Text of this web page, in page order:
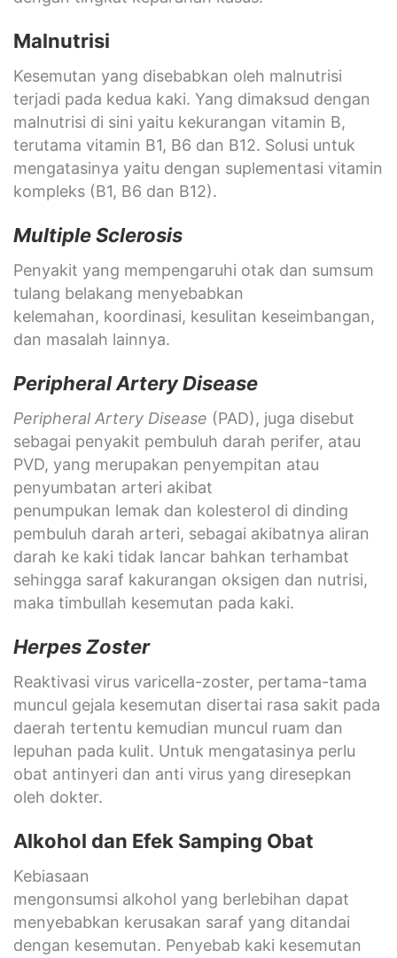
Malnutrisi
Kesemutan yang disebabkan oleh malnutrisi
terjadi pada kedua kaki. Yang dimaksud dengan
malnutrisi di sini yaitu kekurangan vitamin B,
terutama vitamin B1, B6 dan B12. Solusi untuk
mengatasinya yaitu dengan suplementasi vitamin
kompleks (B1, B6 dan B12).
Multiple Sclerosis
Penyakit yang mempengaruhi otak dan sumsum
tulang belakang menyebabkan
kelemahan, koordinasi, kesulitan keseimbangan,
dan masalah lainnya.
Peripheral Artery Disease
Peripheral Artery Disease (PAD), juga disebut
sebagai penyakit pembuluh darah perifer, atau
PVD, yang merupakan penyempitan atau
penyumbatan arteri akibat
penumpukan lemak dan kolesterol di dinding
pembuluh darah arteri, sebagai akibatnya aliran
darah ke kaki tidak lancar bahkan terhambat
sehingga saraf kakurangan oksigen dan nutrisi,
maka timbullah kesemutan pada kaki.
Herpes Zoster
Reaktivasi virus varicella-zoster, pertama-tama
muncul gejala kesemutan disertai rasa sakit pada
daerah tertentu kemudian muncul ruam dan
lepuhan pada kulit. Untuk mengatasinya perlu
obat antinyeri dan anti virus yang diresepkan
oleh dokter.
Alkohol dan Efek Samping Obat
Kebiasaan
mengonsumsi alkohol yang berlebihan dapat
menyebabkan kerusakan saraf yang ditandai
dengan kesemutan. Penyebab kaki kesemutan